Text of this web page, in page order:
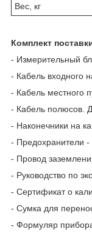
Вес, кг
Комплект
- Измерительный
- Кабель входного
- Кабель местного
- Кабель полюсов.
- Наконечники на
- Предохранители -
- Провод
- Руководство по
- Сертификат о
- Сумка для
- Формуляр